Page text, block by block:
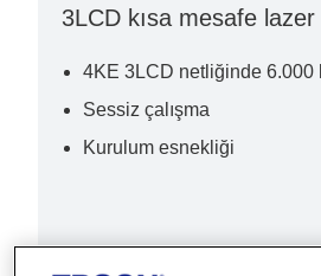
3LCD kısa mesafe
4KE 3LCD netliğinde 6.000
Sessiz çalışma
Kurulum esnekliği